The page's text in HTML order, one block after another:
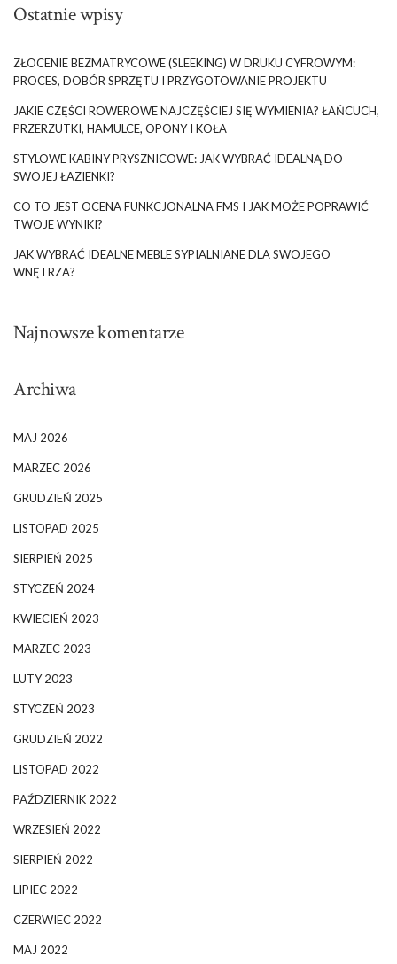
Ostatnie wpisy
ZŁOCENIE BEZMATRYCOWE (SLEEKING) W DRUKU CYFROWYM:
PROCES, DOBÓR SPRZĘTU I PRZYGOTOWANIE PROJEKTU
JAKIE CZĘŚCI ROWEROWE NAJCZĘŚCIEJ SIĘ WYMIENIA? ŁAŃCUCH,
PRZERZUTKI, HAMULCE, OPONY I KOŁA
STYLOWE KABINY PRYSZNICOWE: JAK WYBRAĆ IDEALNĄ DO
SWOJEJ ŁAZIENKI?
CO TO JEST OCENA FUNKCJONALNA FMS I JAK MOŻE POPRAWIĆ
TWOJE WYNIKI?
JAK WYBRAĆ IDEALNE MEBLE SYPIALNIANE DLA SWOJEGO
WNĘTRZA?
Najnowsze komentarze
Archiwa
MAJ 2026
MARZEC 2026
GRUDZIEŃ 2025
LISTOPAD 2025
SIERPIEŃ 2025
STYCZEŃ 2024
KWIECIEŃ 2023
MARZEC 2023
LUTY 2023
STYCZEŃ 2023
GRUDZIEŃ 2022
LISTOPAD 2022
PAŹDZIERNIK 2022
WRZESIEŃ 2022
SIERPIEŃ 2022
LIPIEC 2022
CZERWIEC 2022
MAJ 2022